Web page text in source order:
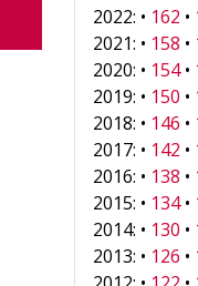
2022: • 162 •
2021: • 158 •
2020: • 154•
2019: • 150 •
2018: • 146 •
2017: • 142 •
2016: • 138 •
2015: • 134•
2014: • 130 •
2013: • 126 •